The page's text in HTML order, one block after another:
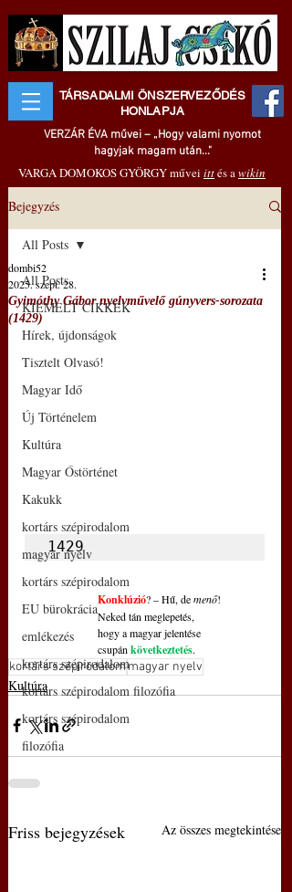
TÁRSADALMI ÖNSZERVEZŐDÉS
HONLAPJA
VERZÁR ÉVA művei – „Hogy valami nyomot
hagyjak magam után..."
VARGA DOMOKOS GYÖRGY művei ittés awikin
Bejegyzés
All Posts
KIEMELT CIKKEK
Hírek, újdonságok
Tisztelt Olvasó!
Magyar Idő
Új Történelem
Kultúra
Magyar Őstörténet
Kakukk
kortárs szépirodalom
magyar nyelv
kortárs szépirodalom
EU bürokrácia
emlékezés
kortárs szépirodalom
kortárs szépirodalom filozófia
kortárs szépirodalom
filozófia
All Posts
Gyimóthy Gábor nyelvművelő gúnyvers-sorozata
(1429)
dombi52
2025. szept. 28.
1429
Konklúzió? – Hű, de menő!
Neked tán meglepetés,
hogy a magyar jelentése
csupán következtetés.
kortárs szépirodalommagyar nyelv
Kultúra
Friss bejegyzések Az összes megtekintése